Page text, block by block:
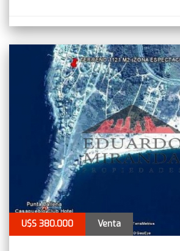
U$S 380.000 Venta